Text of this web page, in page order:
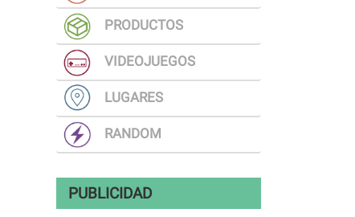
PRODUCTOS
VIDEOJUEGOS
LUGARES
RANDOM
PUBLICIDAD